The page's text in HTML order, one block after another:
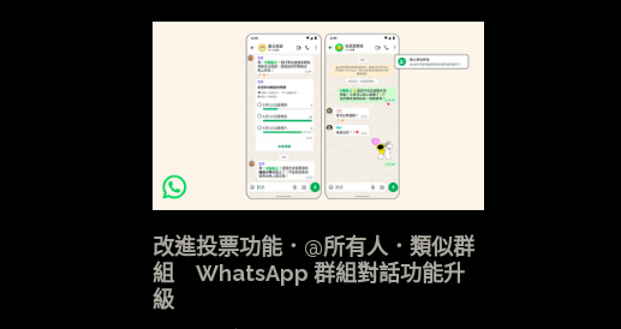
改進投票功能．@所有人．類似群
組 WhatsApp 群組對話功能升
級